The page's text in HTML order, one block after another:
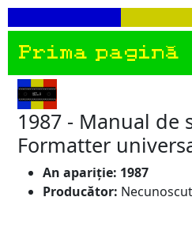
Prima pagină
1987 - Manual de
Formatter
An apariție: 1987
Producător: Necunoscut